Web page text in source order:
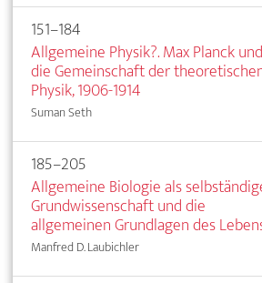
151–184
Allgemeine Physik?. Max Planck und
die Gemeinschaft der
Physik, 1906-1914
Suman Seth
185–205
Allgemeine Biologie als
Grundwissenschaft und die
allgemeinen Grundlagen des
Manfred D. Laubichler